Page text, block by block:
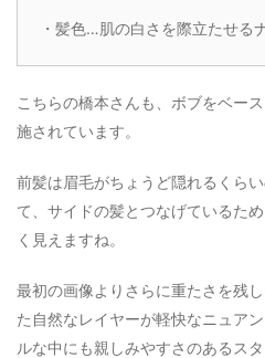
・髪色…肌の白さを際立たせる
こちらの橋本さんも、ボブをベー
施されています。
前髪は眉毛がちょうど隠れるくら
て、サイドの髪とつなげているた
く見えますね。
最初の画像よりさらに重たさを残
た自然なレイヤーが軽快なニュア
ルな中にも親しみやすさのあるス